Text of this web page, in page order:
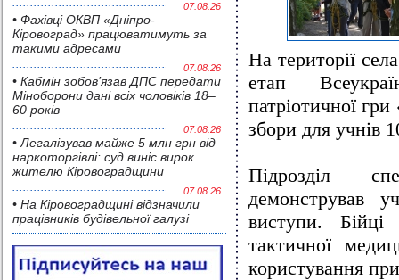
07.08.26
• Фахівці ОКВП «Дніпро-
Кіровоград» працюватимуть за
такими адресами
07.08.26
• Кабмін зобов’язав ДПС передати
Міноборони дані всіх чоловіків 18–
60 років
07.08.26
• Легалізував майже 5 млн грн від
наркоторгівлі: суд виніс вирок
жителю Кіровоградщини
07.08.26
• На Кіровоградщині відзначили
працівників будівельної галузі
На території
етап
патріотичної
збори для учнів
Підрозділ
демонстрував
виступи. Бійці
тактичної
користування